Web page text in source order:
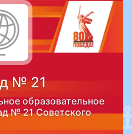
№ 21
образовательное
№ 21 Советского